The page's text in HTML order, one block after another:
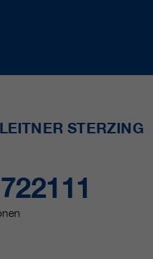
STERZING